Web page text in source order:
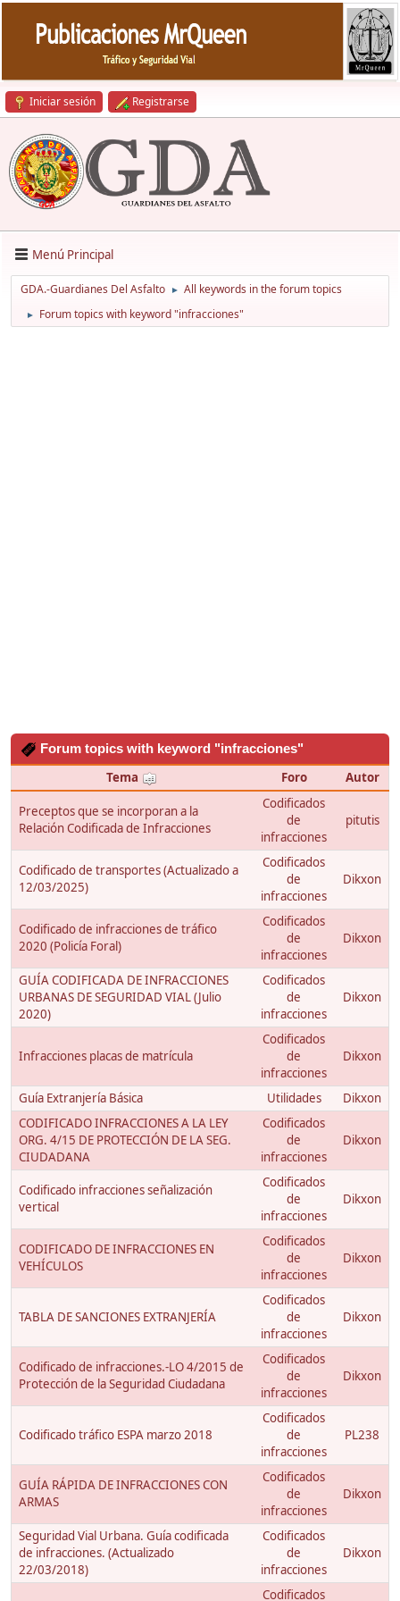
Iniciar sesión Registrarse
Menú Principal
GDA.-Guardianes Del Asfalto ► All keywords in the forum topics
► Forum topics with keyword "infracciones"
Forum topics with keyword "infracciones"
Tema Foro Autor
Preceptos que se incorporan a la
Relación Codificada de Infracciones
Codificados
de
infracciones
pitutis
Codificado de transportes (Actualizado a
12/03/2025)
Codificados
de
infracciones
Dikxon
Codificado de infracciones de tráfico
2020 (Policía Foral)
Codificados
de
infracciones
Dikxon
GUÍA CODIFICADA DE INFRACCIONES
URBANAS DE SEGURIDAD VIAL (Julio
2020)
Codificados
de
infracciones
Dikxon
Infracciones placas de matrícula
Codificados
de
infracciones
Dikxon
Guía Extranjería Básica Utilidades
Dikxon
CODIFICADO INFRACCIONES A LA LEY
ORG. 4/15 DE PROTECCIÓN DE LA SEG.
CIUDADANA
Codificados
de
infracciones
Dikxon
Codificado infracciones señalización
vertical
Codificados
de
infracciones
Dikxon
CODIFICADO DE INFRACCIONES EN
VEHÍCULOS
Codificados
de
infracciones
Dikxon
TABLA DE SANCIONES EXTRANJERÍA
Codificados
de
infracciones
Dikxon
Codificado de infracciones.-LO 4/2015 de
Protección de la Seguridad Ciudadana
Codificados
de
infracciones
Dikxon
Codificado tráfico ESPA marzo 2018
Codificados
de
infracciones
PL238
GUÍA RÁPIDA DE INFRACCIONES CON
ARMAS
Codificados
de
infracciones
Dikxon
Seguridad Vial Urbana. Guía codificada
de infracciones. (Actualizado
22/03/2018)
Codificados
de
infracciones
Dikxon
Codificados